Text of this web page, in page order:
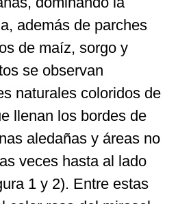
además de parches
de maíz, sorgo y
se observan
naturales coloridos de
llenan los bordes de
aledañas y áreas no
veces hasta al lado
1 y 2). Entre estas